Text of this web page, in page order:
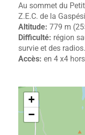
Au sommet du
Z.E.C. de la
Altitude: 779 m
Difficulté: région
survie et des radios.
Accès: en 4 x4
+
−